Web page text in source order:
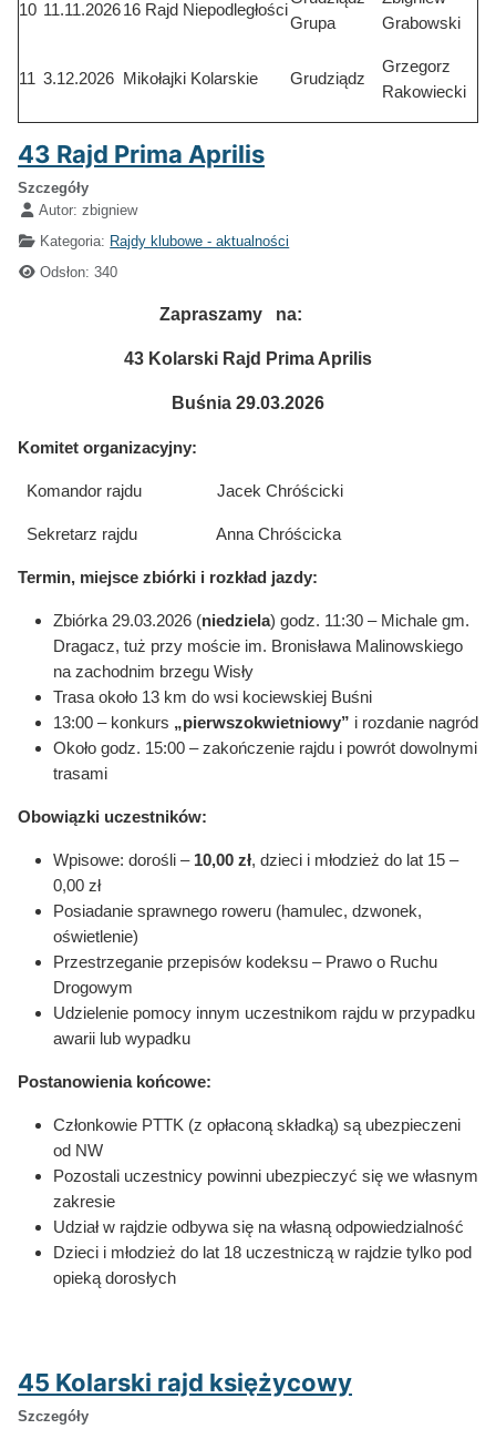
10 11.11.202616 Rajd Niepodległości
Grupa
Grabowski
11 3.12.2026 Mikołajki Kolarskie Grudziądz
Grzegorz
Rakowiecki
43 Rajd Prima Aprilis
Szczegóły
Autor:zbigniew
Kategoria: Rajdy klubowe - aktualności
Odsłon: 340
Zapraszamy na:
43 Kolarski Rajd Prima Aprilis
Buśnia 29.03.2026
Komitet organizacyjny:
Komandor rajdu Jacek Chróścicki
Sekretarz rajdu Anna Chróścicka
Termin, miejsce zbiórki i rozkład jazdy:
Zbiórka 29.03.2026 (niedziela) godz. 11:30 – Michale gm.
Dragacz, tuż przy moście im. Bronisława Malinowskiego
na zachodnim brzegu Wisły
Trasa około 13 km do wsi kociewskiej Buśni
13:00 – konkurs „pierwszokwietniowy” i rozdanie nagród
Około godz. 15:00 – zakończenie rajdu i powrót dowolnymi
trasami
Obowiązki uczestników:
Wpisowe: dorośli – 10,00 zł, dzieci i młodzież do lat 15 –
0,00 zł
Posiadanie sprawnego roweru (hamulec, dzwonek,
oświetlenie)
Przestrzeganie przepisów kodeksu – Prawo o Ruchu
Drogowym
Udzielenie pomocy innym uczestnikom rajdu w przypadku
awarii lub wypadku
Postanowienia końcowe:
Członkowie PTTK (z opłaconą składką) są ubezpieczeni
od NW
Pozostali uczestnicy powinni ubezpieczyć się we własnym
zakresie
Udział w rajdzie odbywa się na własną odpowiedzialność
Dzieci i młodzież do lat 18 uczestniczą w rajdzie tylko pod
opieką dorosłych
45 Kolarski rajd księżycowy
Szczegóły